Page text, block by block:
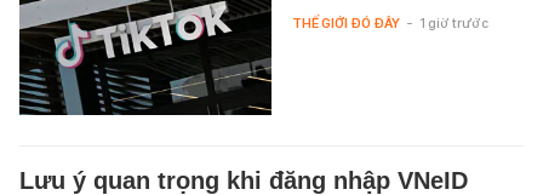
THẾ GIỚI ĐÓ ĐÂY - 1 giờ trước
Lưu ý quan trọng khi đăng nhập VNeID